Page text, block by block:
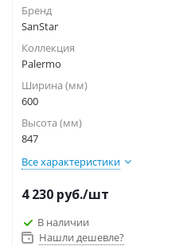
Бренд
SanStar
Коллекция
Palermo
Ширина (мм)
600
Высота (мм)
847
Все характеристики
4 230 руб./шт
В наличии
Нашли дешевле?